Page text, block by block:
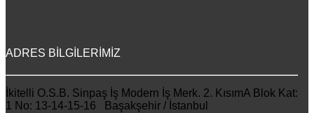
ADRES BİLGİLERİMİZ
İkitelli O.S.B. Sinpaş İş Modern İş Merk. 2. KısımA Blok Kat:
1 No: 13-14-15-16 Başakşehir / İstanbul